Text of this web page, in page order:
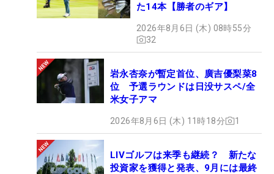
た14本【勝者のギア】
2026年8月6日 (木) 08時55分
32
岩永杏奈が暫定首位、廣吉優梨菜8
位 予選ラウンドは日没サスペ/全
米女子アマ
2026年8月6日 (木) 11時18分 1
LIVゴルフは来季も継続？ 新たな
投資家を獲得と発表、9月には最終